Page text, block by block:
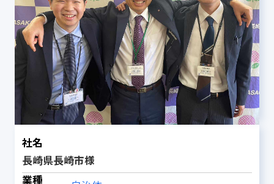
社名
長崎県長崎市様
業種